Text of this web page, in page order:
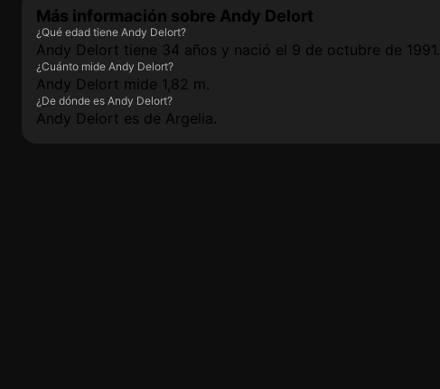
Más información sobre Andy Delort
¿Qué edad tiene Andy Delort?
Andy Delort tiene 34 años y nació el 9 de octubre de 1991.
¿Cuánto mide Andy Delort?
Andy Delort mide 1,82 m.
¿De dónde es Andy Delort?
Andy Delort es de Argelia.